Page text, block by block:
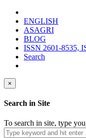
ENGLISH
ASAGRI
BLOG
ISSN 2601-8535,
Search
×
Search in Site
To search in site, type